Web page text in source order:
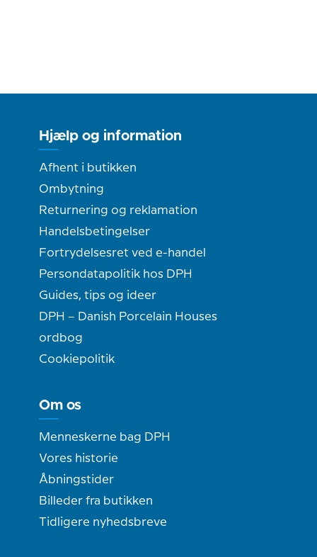
Hjælp og information
Afhent i butikken
Ombytning
Returnering og reklamation
Handelsbetingelser
Fortrydelsesret ved e-handel
Persondatapolitik hos DPH
Guides, tips og ideer
DPH – Danish Porcelain Houses
ordbog
Cookiepolitik
Om os
Menneskerne bag DPH
Vores historie
Åbningstider
Billeder fra butikken
Tidligere nyhedsbreve